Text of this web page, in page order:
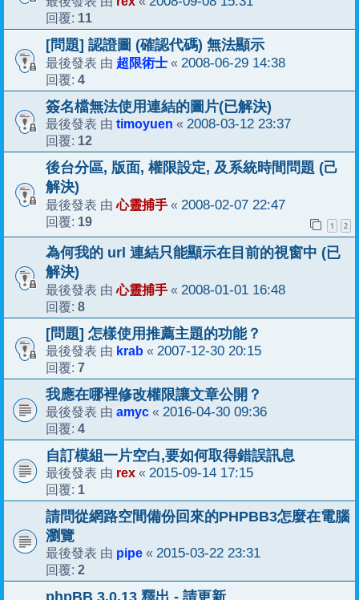
回覆: 11
[問題] 認證圖 (確認代碼) 無法顯示
最後發表 由 超限術士 « 2008-06-29 14:38
回覆: 4
簽名檔無法使用連結的圖片(已解決)
最後發表 由 timoyuen « 2008-03-12 23:37
回覆: 12
後台分區, 版面, 權限設定, 及系統時間問題 (己
解決)
最後發表 由心靈捕手 « 2008-02-07 22:47
回覆: 19 1 2
為何我的 url 連結只能顯示在目前的視窗中 (已
解決)
最後發表 由心靈捕手 « 2008-01-01 16:48
回覆: 8
[問題] 怎樣使用推薦主題的功能？
最後發表 由 krab « 2007-12-30 20:15
回覆: 7
我應在哪裡修改權限讓文章公開？
最後發表 由 amyc « 2016-04-30 09:36
回覆: 4
自訂模組一片空白,要如何取得錯誤訊息
最後發表 由 rex « 2015-09-14 17:15
回覆: 1
請問從網路空間備份回來的PHPBB3怎麼在電腦
瀏覽
最後發表 由 pipe « 2015-03-22 23:31
回覆: 2